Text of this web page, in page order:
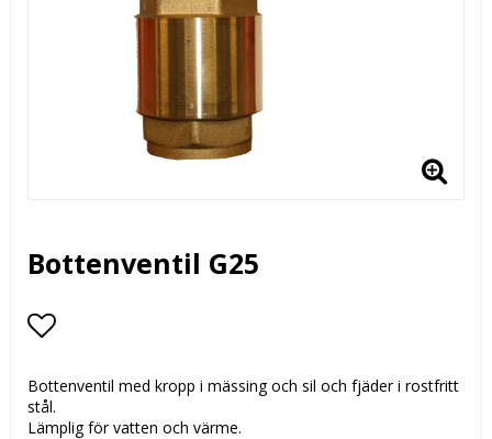
Bottenventil G25
Bottenventil med kropp i mässing och sil och fjäder i rostfritt
stål.
Lämplig för vatten och värme.